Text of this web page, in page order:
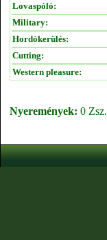
Lovaspóló:
Military:
Hordókerülés:
Cutting:
Western pleasure:
Nyeremények: 0 Zsz.